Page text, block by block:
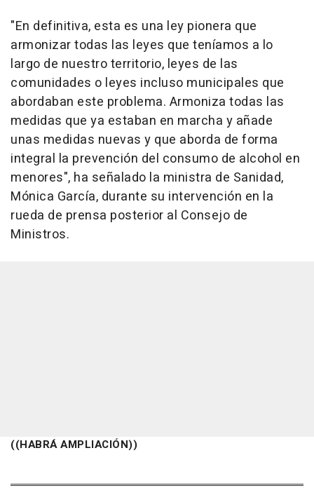
"En definitiva, esta es una ley pionera que
armonizar todas las leyes que teníamos a lo
largo de nuestro territorio, leyes de las
comunidades o leyes incluso municipales que
abordaban este problema. Armoniza todas las
medidas que ya estaban en marcha y añade
unas medidas nuevas y que aborda de forma
integral la prevención del consumo de alcohol en
menores", ha señalado la ministra de Sanidad,
Mónica García, durante su intervención en la
rueda de prensa posterior al Consejo de
Ministros.
((HABRÁ AMPLIACIÓN))